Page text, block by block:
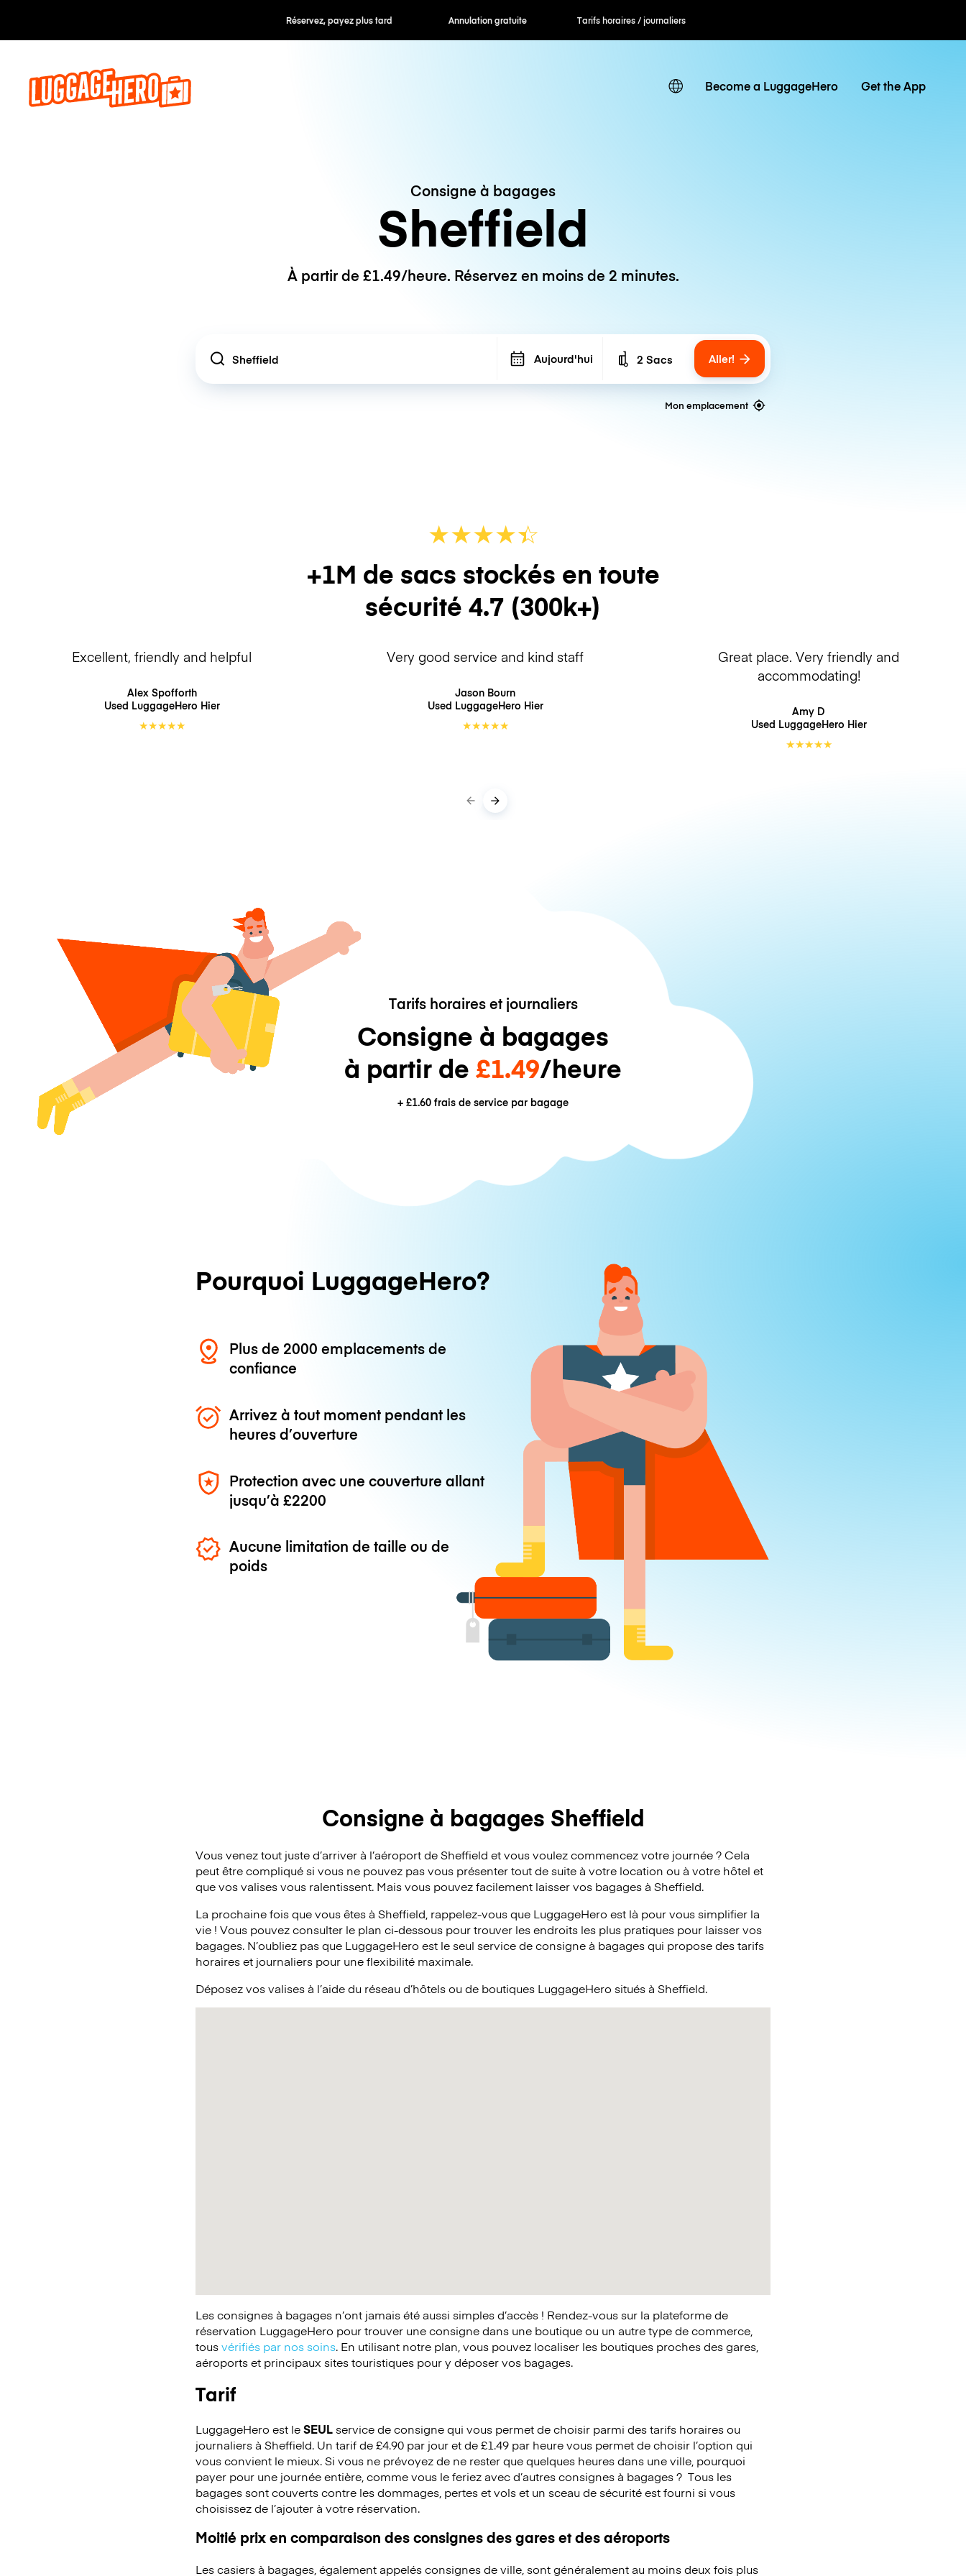
Réservez, payez plus tard Annulation gratuite Tarifs horaires / journaliers
Become a LuggageHero Get the App
Consigne à bagages
Sheffield
À partir de £1.49/heure. Réservez en moins de 2 minutes.
Location Aujourd'hui Number of bags
2 Sacs Aller!
Mon emplacement
★★★★☆
★
+1M de sacs stockés en toute
sécurité 4.7 (300k+)
Excellent, friendly and helpful
Alex Spofforth
Used LuggageHero Hier
★★★★★
Very good service and kind staff
Jason Bourn
Used LuggageHero Hier
★★★★★
Great place. Very friendly and
accommodating!
Amy D
Used LuggageHero Hier
★★★★★
Tarifs horaires et journaliers
Consigne à bagages
à partir de £1.49/heure
+ £1.60 frais de service par bagage
Pourquoi LuggageHero?
Plus de 2000 emplacements de
confiance
Arrivez à tout moment pendant les
heures d’ouverture
Protection avec une couverture allant
jusqu’à£2200
Aucune limitation de taille ou de
poids
Consigne à bagages Sheffield
Vous venez tout juste d’arriver à l’aéroport de Sheffield et vous voulez commencez votre journée ? Cela
peut être compliqué si vous ne pouvez pas vous présenter tout de suite à votre location ou à votre hôtel et
que vos valises vous ralentissent. Mais vous pouvez facilement laisser vos bagages à Sheffield.
La prochaine fois que vous êtes à Sheffield, rappelez-vous que LuggageHero est là pour vous simplifier la
vie ! Vous pouvez consulter le plan ci-dessous pour trouver les endroits les plus pratiques pour laisser vos
bagages. N’oubliez pas que LuggageHero est le seul service de consigne à bagages qui propose des tarifs
horaires et journaliers pour une flexibilité maximale.
Déposez vos valises à l’aide du réseau d’hôtels ou de boutiques LuggageHero situés à Sheffield.
Les consignes à bagages n’ont jamais été aussi simples d’accès ! Rendez-vous sur la plateforme de
réservation LuggageHero pour trouver une consigne dans une boutique ou un autre type de commerce,
tousvérifiés par nos soins. En utilisant notre plan, vous pouvez localiser les boutiques proches des gares,
aéroports et principaux sites touristiques pour y déposer vos bagages.
Tarif
LuggageHero est leSEULservice de consigne qui vous permet de choisir parmi des tarifs horaires ou
journaliers à Sheffield. Un tarif de £4.90 par jour et de £1.49 par heure vous permet de choisir l’option qui
vous convient le mieux. Si vous ne prévoyez de ne rester que quelques heures dans une ville, pourquoi
payer pour une journée entière, comme vous le feriez avec d’autres consignes à bagages ? Tous les
bagages sont couverts contre les dommages, pertes et vols et un sceau de sécurité est fourni si vous
choisissez de l’ajouter à votre réservation.
Moitié prix en comparaison des consignes des gares et des aéroports
Les casiers à bagages, également appelés consignes de ville, sont généralement au moins deux fois plus